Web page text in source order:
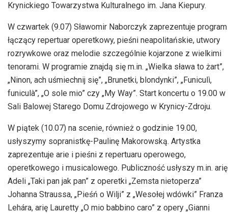
Krynickiego Towarzystwa Kulturalnego im. Jana Kiepury.
W czwartek (9.07) Sławomir Naborczyk zaprezentuje program
łączący repertuar operetkowy, pieśni neapolitańskie, utwory
rozrywkowe oraz melodie szczególnie kojarzone z wielkimi
tenorami. W programie znajdą się m.in. „Wielka sława to żart”,
„Ninon, ach uśmiechnij się”, „Brunetki, blondynki”, „Funiculì,
funiculà”, „O sole mio” czy „My Way”. Start koncertu o 19.00 w
Sali Balowej Starego Domu Zdrojowego w Krynicy-Zdroju.
W piątek (10.07) na scenie, również o godzinie 19.00,
usłyszymy sopranistkę-Paulinę Makorowską. Artystka
zaprezentuje arie i pieśni z repertuaru operowego,
operetkowego i musicalowego. Publiczność usłyszy m.in. arię
Adeli „Taki pan jak pan” z operetki „Zemsta nietoperza”
Johanna Straussa, „Pieśń o Wilji” z „Wesołej wdówki” Franza
Lehára, arię Lauretty „O mio babbino caro” z opery „Gianni